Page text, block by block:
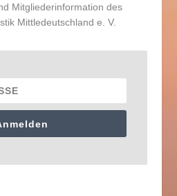
Mitgliederinformation des
Mittledeutschland e. V.